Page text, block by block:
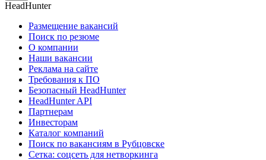
HeadHunter
Размещение вакансий
Поиск по резюме
О компании
Наши вакансии
Реклама на сайте
Требования к ПО
Безопасный HeadHunter
HeadHunter API
Партнерам
Инвесторам
Каталог компаний
Поиск по вакансиям в Рубцовске
Сетка: соцсеть для нетворкинга